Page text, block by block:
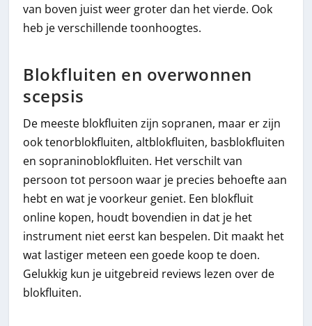
van boven juist weer groter dan het vierde. Ook
heb je verschillende toonhoogtes.
Blokfluiten en overwonnen
scepsis
De meeste blokfluiten zijn sopranen, maar er zijn
ook tenorblokfluiten, altblokfluiten, basblokfluiten
en sopraninoblokfluiten. Het verschilt van
persoon tot persoon waar je precies behoefte aan
hebt en wat je voorkeur geniet. Een blokfluit
online kopen, houdt bovendien in dat je het
instrument niet eerst kan bespelen. Dit maakt het
wat lastiger meteen een goede koop te doen.
Gelukkig kun je uitgebreid reviews lezen over de
blokfluiten.